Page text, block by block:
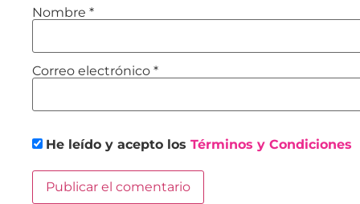
Nombre *
Correo electrónico *
He leído y acepto los Términos y Condiciones